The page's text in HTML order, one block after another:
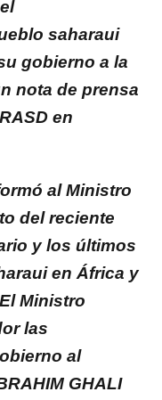
saharaui
gobierno a la
nota de prensa
en
al Ministro
del reciente
y los últimos
en África y
Ministro
las
al
GHALI